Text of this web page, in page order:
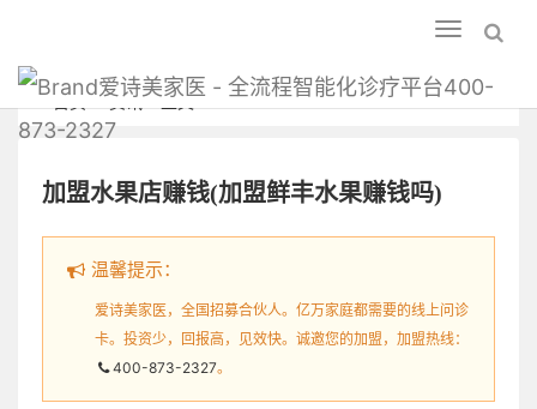
Toggle
navigation
爱诗美家医 - 全流程智能化诊疗平台400-
873-2327
首页 资讯 正文
加盟水果店赚钱(加盟鲜丰水果赚钱吗)
温馨提示：
爱诗美家医，全国招募合伙人。亿万家庭都需要的线上问诊
卡。投资少，回报高，见效快。诚邀您的加盟，加盟热线：
400-873-2327。